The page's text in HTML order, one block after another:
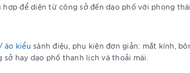
để diện từ công sở đến dạo phố với phong
/ áo kiểu sành điệu, phụ kiện đơn giản: mắt kính,
hay dạo phố thanh lịch và thoải mái.